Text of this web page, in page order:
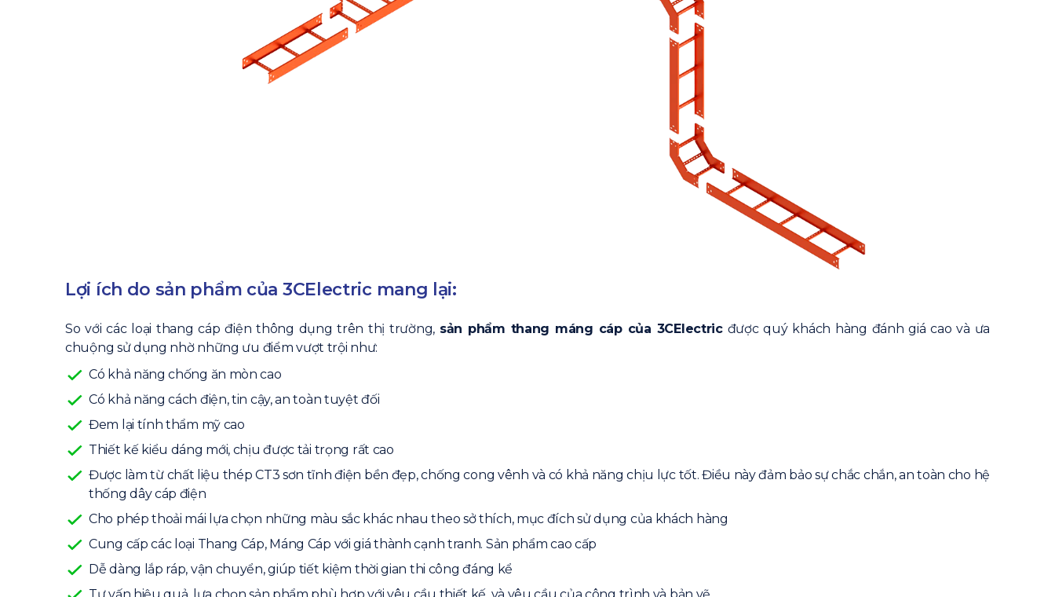
Lợi ích do sản phẩm của 3CElectric mang lại:
So với các loại thang cáp điện thông dụng trên thị trường, sản phẩm thang máng cáp của 3CElectricđược quý khách hàng đánh giá cao và ưa
chuộng sử dụng nhờ những ưu điểm vượt trội như:
Có khả năng chống ăn mòn cao
Có khả năng cách điện, tin cậy, an toàn tuyệt đối
Đem lại tính thẩm mỹ cao
Thiết kế kiểu dáng mới, chịu được tải trọng rất cao
Được làm từ chất liệu thép CT3 sơn tĩnh điện bền đẹp, chống cong vênh và có khả năng chịu lực tốt. Điều này đảm bảo sự chắc chắn, an toàn cho hệ
thống dây cáp điện
Cho phép thoải mái lựa chọn những màu sắc khác nhau theo sở thích, mục đích sử dụng của khách hàng
Cung cấp các loại Thang Cáp, Máng Cáp với giá thành cạnh tranh. Sản phẩm cao cấp
Dễ dàng lắp ráp, vận chuyển, giúp tiết kiệm thời gian thi công đáng kể